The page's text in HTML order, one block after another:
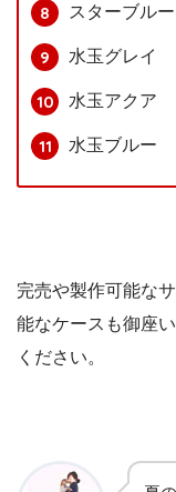
スターブルー
水玉グレイ
水玉アクア
水玉ブルー
完売や製作可能な
能なケースも御座
ください。